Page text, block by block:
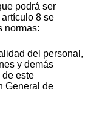
podrá ser
8 se
normas:
del personal,
y demás
de este
General de